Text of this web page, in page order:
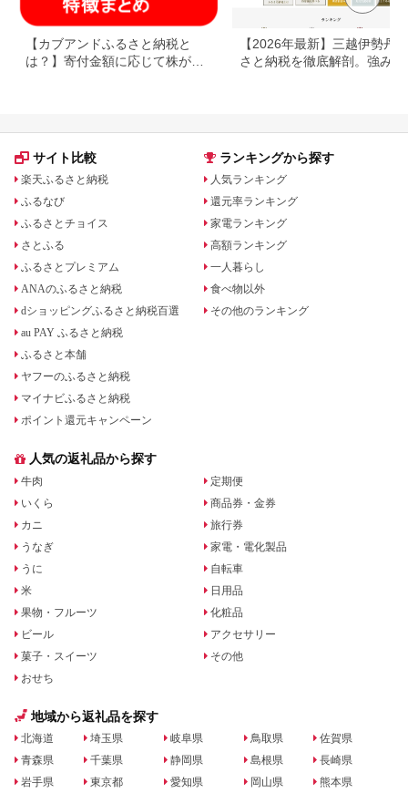
【カブアンドふるさと納税と
は？】寄付金額に応じて株がも
【2026年最新】三越伊勢丹
さと納税を徹底解剖。強みと
サイト比較
楽天ふるさと納税
ふるなび
ふるさとチョイス
さとふる
ふるさとプレミアム
ANAのふるさと納税
dショッピングふるさと納税百選
au PAY ふるさと納税
ふるさと本舗
ヤフーのふるさと納税
マイナビふるさと納税
ポイント還元キャンペーン
ランキングから探す
人気ランキング
還元率ランキング
家電ランキング
高額ランキング
一人暮らし
食べ物以外
その他のランキング
人気の返礼品から探す
牛肉
いくら
カニ
うなぎ
うに
米
果物・フルーツ
ビール
菓子・スイーツ
おせち
定期便
商品券・金券
旅行券
家電・電化製品
自転車
日用品
化粧品
アクセサリー
その他
地域から返礼品を探す
北海道
青森県
岩手県
埼玉県
千葉県
東京都
岐阜県
静岡県
愛知県
鳥取県
島根県
岡山県
佐賀県
長崎県
熊本県